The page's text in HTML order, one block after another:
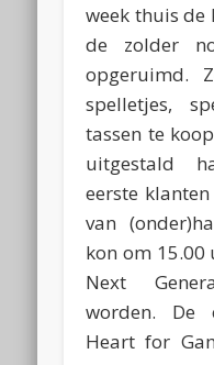
week thuis de
de zolder
opgeruimd.
spelletjes,
tassen te
uitgestald
eerste
van
kon om 15.00
Next
worden. De
Heart for